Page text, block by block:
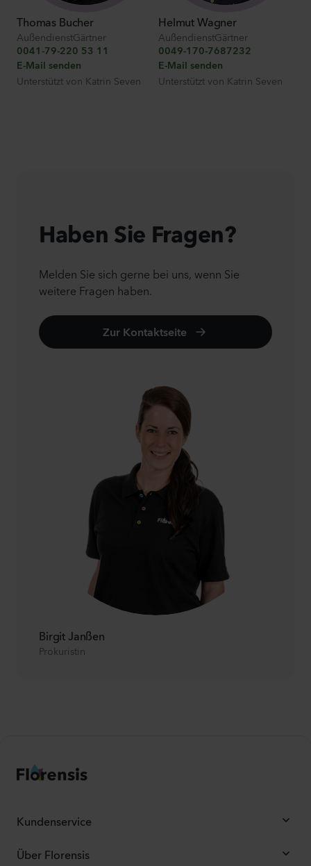
Thomas Bucher
AußendienstGärtner
0041-79-220 53 11
E-Mail senden
Unterstützt von Katrin Seven
Helmut Wagner
AußendienstGärtner
0049-170-7687232
E-Mail senden
Unterstützt von Katrin Seven
Haben Sie Fragen?
Melden Sie sich gerne bei uns, wenn Sie
weitere Fragen haben.
Zur Kontaktseite
Birgit Janßen
Prokuristin
Kundenservice
Über Florensis